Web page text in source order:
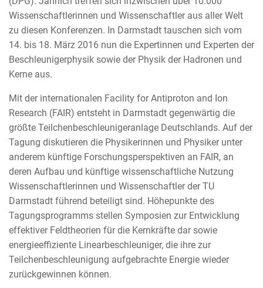
Wissenschaftlerinnen und Wissenschaftler aus aller Welt
zu diesen Konferenzen. In Darmstadt tauschen sich vom
14. bis 18. März 2016 nun die Expertinnen und Experten der
Beschleunigerphysik sowie der Physik der Hadronen und
Kerne aus.
Mit der internationalen Facility for Antiproton and Ion
Research (FAIR) entsteht in Darmstadt gegenwärtig die
größte Teilchenbeschleunigeranlage Deutschlands. Auf der
Tagung diskutieren die Physikerinnen und Physiker unter
anderem künftige Forschungsperspektiven an FAIR, an
deren Aufbau und künftige wissenschaftliche Nutzung
Wissenschaftlerinnen und Wissenschaftler der TU
Darmstadt führend beteiligt sind. Höhepunkte des
Tagungsprogramms stellen Symposien zur Entwicklung
effektiver Feldtheorien für die Kernkräfte dar sowie
energieeffiziente Linearbeschleuniger, die ihre zur
Teilchenbeschleunigung aufgebrachte Energie wieder
zurückgewinnen können.